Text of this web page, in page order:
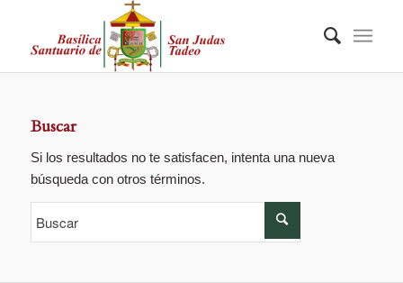
Buscar
Si los resultados no te satisfacen, intenta una nueva
búsqueda con otros términos.